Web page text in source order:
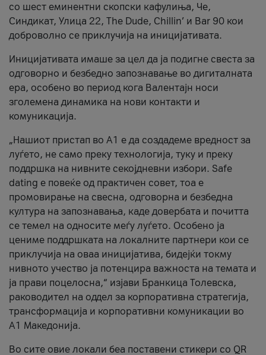
со шест еминентни скопски кафулиња, Че,
Синдикат, Улица 22, The Dude, Chillin’ и Bar 90 кои
доброволно се приклучија на иницијативата.
Иницијативата имаше за цел да ја подигне свеста за
одговорно и безбедно запознавање во дигиталната
ера, особено во период кога Валентајн носи
зголемена динамика на нови контакти и
комуникација.
„Нашиот пристап во А1 е да создадеме вредност за
луѓето, не само преку технологија, туку и преку
поддршка на нивните секојдневни избори. Safe
dating е повеќе од практичен совет, тоа е
промовирање на свесна, одговорна и безбедна
култура на запознавања, каде довербата и почитта
се темел на односите меѓу луѓето. Особено ја
цениме поддршката на локалните партнери кои се
приклучија на оваа иницијатива, бидејќи токму
нивното учество ја потенцира важноста на темата и
ја прави поцелосна,“ изјави Бранкица Толевска,
раководител на оддел за корпоративна стратегија,
трансформација и корпоративни комуникации во
А1 Македонија.
Во сите овие локали беа поставени стикери со QR